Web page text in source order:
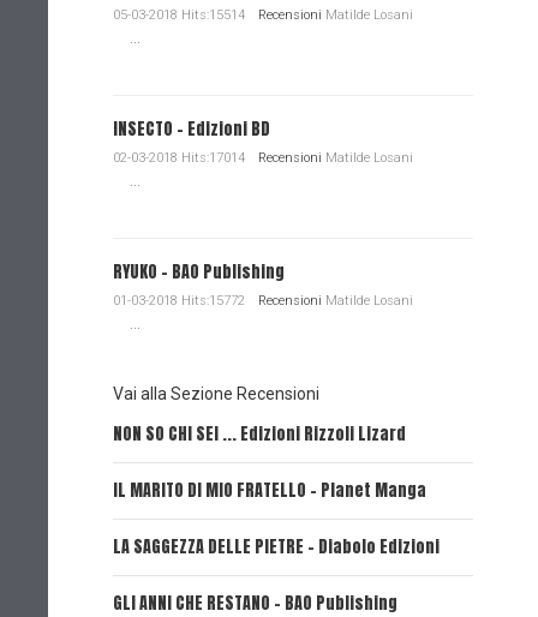
05-03-2018 Hits:15514 Recensioni Matilde Losani
...
INSECTO - Edizioni BD
02-03-2018 Hits:17014 Recensioni Matilde Losani
...
RYUKO - BAO Publishing
01-03-2018 Hits:15772 Recensioni Matilde Losani
...
Vai alla Sezione Recensioni
NON SO CHI SEI ... Edizioni Rizzoli Lizard
IL MARITO DI MIO FRATELLO - Planet Manga
LA SAGGEZZA DELLE PIETRE - Diabolo Edizioni
GLI ANNI CHE RESTANO - BAO Publishing